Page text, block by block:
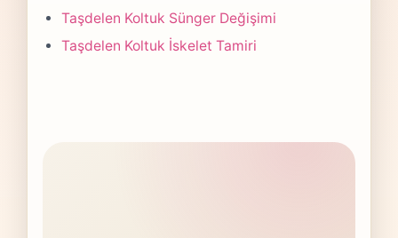
Taşdelen Koltuk Sünger Değişimi
Taşdelen Koltuk İskelet Tamiri